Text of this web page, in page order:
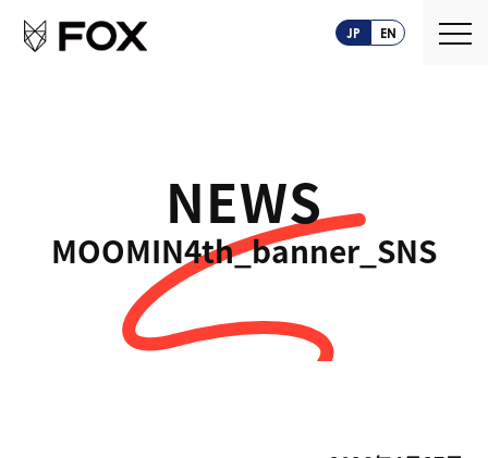
JP EN
FOXとは
創業ストーリー
Service
CASEPLAY
Company
NEWS
MOOMIN4th_banner_SNS